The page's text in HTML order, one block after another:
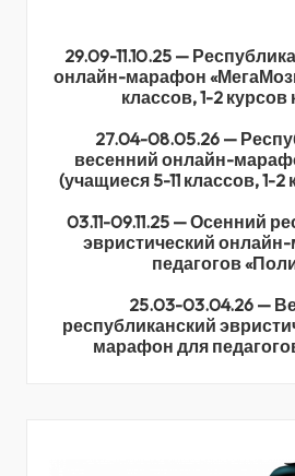
29.09-11.10.25 —
онлайн-марафон
классов, 1-2 курсов
27.04-08.05.26 —
весенний онлайн-
(учащиеся 5-11 классов, 1-
03.11-09.11.25 — Осенний
эвристический
педагогов
25.03-03.04.26 —
республиканский
марафон для